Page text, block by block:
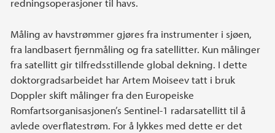
redningsoperasjoner til havs.
Måling av havstrømmer gjøres fra instrumenter i sjøen,
fra landbasert fjernmåling og fra satellitter. Kun målinger
fra satellitt gir tilfredsstillende global dekning. I dette
doktorgradsarbeidet har Artem Moiseev tatt i bruk
Doppler skift målinger fra den Europeiske
Romfartsorganisasjonen’s Sentinel-1 radarsatellitt til å
avlede overflatestrøm. For å lykkes med dette er det